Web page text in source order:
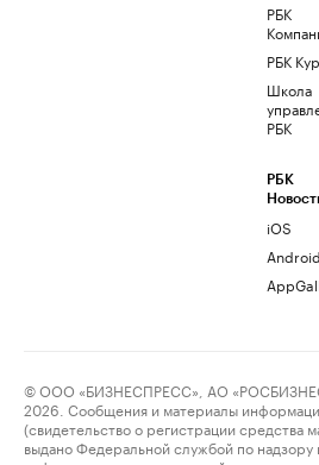
РБК
РБК
Школа
РБК
РБК
iOS
Android
© ООО «БИЗНЕСПРЕСС», АО
2026. Сообщения и материалы
(свидетельство о регистрации средства
выдано Федеральной службой по надзору